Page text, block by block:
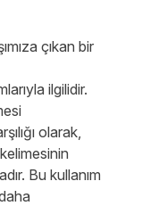
çıkan bir
ilgilidir.
olarak,
kelimesinin
Bu kullanım